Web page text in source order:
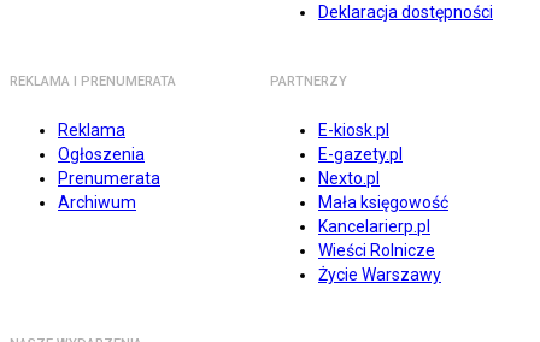
Deklaracja dostępności
REKLAMA I PRENUMERATA
Reklama
Ogłoszenia
Prenumerata
Archiwum
PARTNERZY
E-kiosk.pl
E-gazety.pl
Nexto.pl
Mała księgowość
Kancelarierp.pl
Wieści Rolnicze
Życie Warszawy